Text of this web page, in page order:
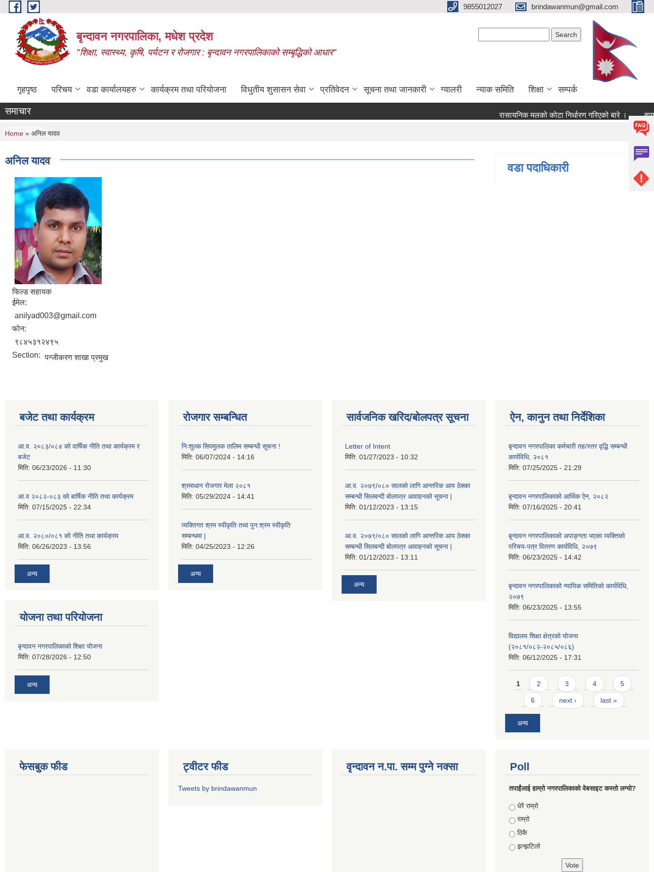
Skip to main content 9855012027 brindawanmun@gmail.com
बृन्दावन नगरपालिका, मधेश प्रदेश
"शिक्षा, स्वास्थ्य, कृषि, पर्यटन र रोजगार : बृन्दावन नगरपालिकाको सम्बृद्धिको आधार"
गृहपृष्ठ परिचय वडा कार्यालयहरु कार्यक्रम तथा परियोजना विधुतीय शुसासन सेवा प्रतिवेदन सूचना तथा जानकारी ग्यालरी न्याक समिति शिक्षा सम्पर्क
समाचार रासायनिक मलको कोटा निर्धारण गरिएको बारे ।
ताजा खबर
You are here
Home » अनिल यादव
अनिल यादव
फिल्ड सहायक
ईमेल:
anilyad003@gmail.com
फोन:
९८४५३१२४९५
Section: पन्जीकरण शाखा प्रमुख
वडा पदाधिकारी
बजेट तथा कार्यक्रम
आ.व. २०८३/०८४ को वार्षिक नीति तथा कार्यक्रम र
बजेट
मिति: 06/23/2026 - 11:30
आ.व २०८२-०८३ को बार्षिक नीति तथा कार्यक्रम
मिति: 07/15/2025 - 22:34
आ.व. २०८०/०८१ को नीति तथा कार्यक्रम
मिति: 06/26/2023 - 13:56
अन्य
योजना तथा परियोजना
बृन्दावन नगरपालिकाको शिक्षा योजना
मिति: 07/28/2026 - 12:50
अन्य
रोजगार सम्बन्धित
निःशुल्क सिपमुलक तालिम सम्बन्धी सूचना !
मिति: 06/07/2024 - 14:16
श्रमाधान रोजगार मेला २०८१
मिति: 05/29/2024 - 14:41
व्यक्तिगत श्रम स्वीकृति तथा पुन:श्रम स्वीकृति
सम्बन्धमा |
मिति: 04/25/2023 - 12:26
अन्य
सार्वजनिक खरिद/बोलपत्र सूचना
Letter of Intent
मिति: 01/27/2023 - 10:32
आ.व. २०७९/०८० सालको लागि आन्तरिक आय ठेक्का
सम्बन्धी सिलबन्दी बोलपत्र आवाहनको सूचना |
मिति: 01/12/2023 - 13:15
आ.व. २०७९/०८० सालको लागि आन्तरिक आय ठेक्का
सम्बन्धी सिलबन्दी बोलपत्र आवाहनको सूचना |
मिति: 01/12/2023 - 13:11
अन्य
ऐन, कानुन तथा निर्देशिका
बृन्दावन नगरपालिका कर्मचारी तह/स्तर वृद्धि सम्बन्धी
कार्यविधि, २०८१
मिति: 07/25/2025 - 21:29
बृन्दावन नगरपालिकाको आर्थिक ऐन, २०८२
मिति: 07/16/2025 - 20:41
बृ्न्दावन नगरपालिकाको अपाङ्गता भएका व्यक्तिको
परिचय-पत्र वितरण कार्यविधि, २०७९
मिति: 06/23/2025 - 14:42
बृन्दावन नगरपालिकाको न्यायिक समितिको कार्यविधि,
२०७९
मिति: 06/23/2025 - 13:55
विद्यालय शिक्षा क्षेत्रको योजना
(२०८१/०८२-२०८५/०८६)
मिति: 06/12/2025 - 17:31
Pages
1 2 3 4 5
6 next › last »
अन्य
फेसबुक फीड ट्वीटर फीड
Tweets by brindawanmun
वृन्दावन न.पा. सम्म पुग्ने नक्सा Poll
तपाईंलाई हाम्रो नगरपालिकाको वेबसाइट कस्तो लग्यो?
Choices
धेरै राम्रो
राम्रो
ठिकै
झन्झटिलो